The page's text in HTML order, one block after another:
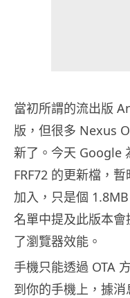
當初所謂的流出版
版，但很多 Nexus
新了。今天 Google
FRF72 的更新檔，
加入，只是個
名單中提及此版本
了瀏覽器效能。
手機只能透過 OTA
到你的手機上，據